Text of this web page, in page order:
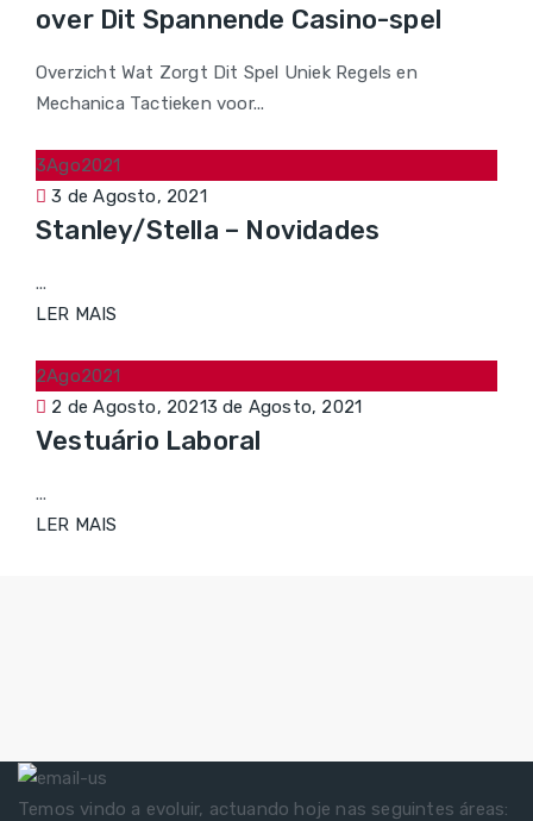
over Dit Spannende Casino-spel
Overzicht Wat Zorgt Dit Spel Uniek Regels en
Mechanica Tactieken voor...
3Ago2021
Posted
on
3 de Agosto, 2021
Stanley/Stella – Novidades
...
LER MAIS
2Ago2021
Posted
on
2 de Agosto, 20213 de Agosto, 2021
Vestuário Laboral
...
LER MAIS
Temos vindo a evoluir, actuando hoje nas seguintes áreas: